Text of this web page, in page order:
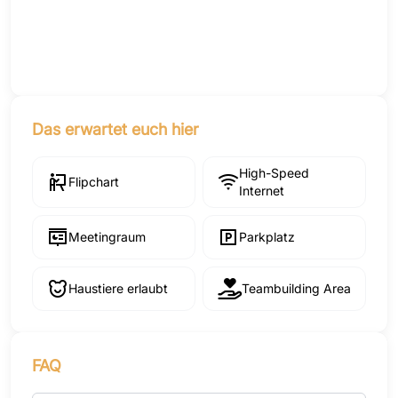
Das erwartet euch hier
Flipchart
High-Speed
Internet
Meetingraum Parkplatz
Haustiere erlaubt Teambuilding Area
FAQ